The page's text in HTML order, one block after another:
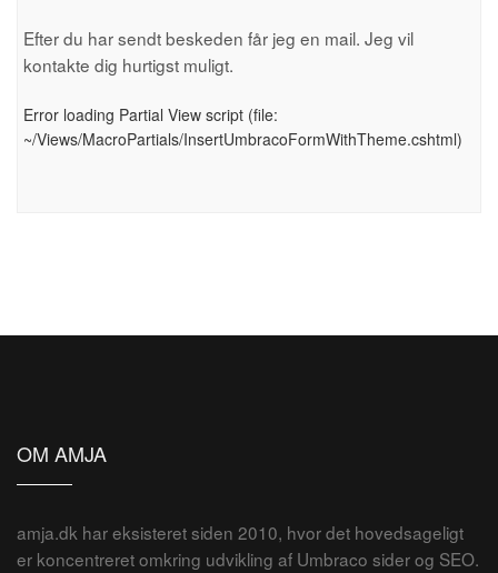
Efter du har sendt beskeden får jeg en mail. Jeg vil
kontakte dig hurtigst muligt.
Error loading Partial View script (file:
~/Views/MacroPartials/InsertUmbracoFormWithTheme.cshtml)
OM AMJA
amja.dk har eksisteret siden 2010, hvor det hovedsageligt
er koncentreret omkring udvikling af Umbraco sider og SEO.